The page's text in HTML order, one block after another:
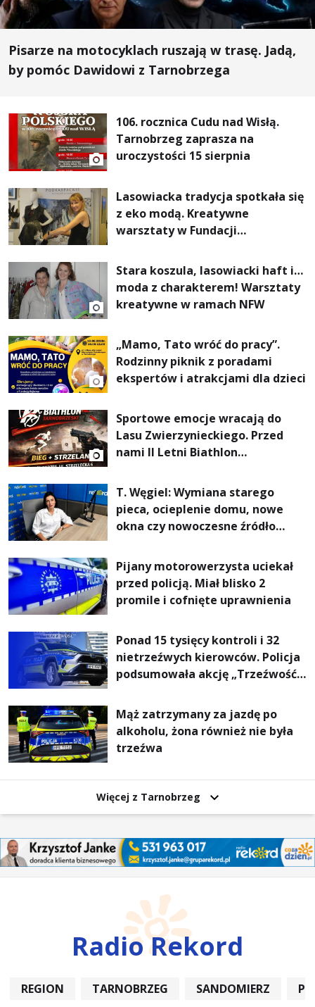
Pisarze na motocyklach ruszają w trasę. Jadą,
by pomóc Dawidowi z Tarnobrzega
106. rocznica Cudu nad Wisłą.
Tarnobrzeg zaprasza na
uroczystości 15 sierpnia
Lasowiacka tradycja spotkała się
z eko modą. Kreatywne
warsztaty w Fundacji
Stara koszula, lasowiacki haft i…
moda z charakterem! Warsztaty
kreatywne w ramach NFW
„Mamo, Tato wróć do pracy”.
Rodzinny piknik z poradami
ekspertów i atrakcjami dla dzieci
Sportowe emocje wracają do
Lasu Zwierzynieckiego. Przed
nami II Letni Biathlon
T. Węgiel: Wymiana starego
pieca, ocieplenie domu, nowe
okna czy nowoczesne źródło
rachunki za energię, lepszy
komfort życia i... czystsze
powietrze
Pijany motorowerzysta uciekał
przed policją. Miał blisko 2
promile i cofnięte uprawnienia
Ponad 15 tysięcy kontroli i 32
nietrzeźwych kierowców. Policja
podsumowała akcję „Trzeźwość”
Mąż zatrzymany za jazdę po
alkoholu, żona również nie była
trzeźwa
Więcej z Tarnobrzeg
Radio Rekord
REGION TARNOBRZEG SANDOMIERZ